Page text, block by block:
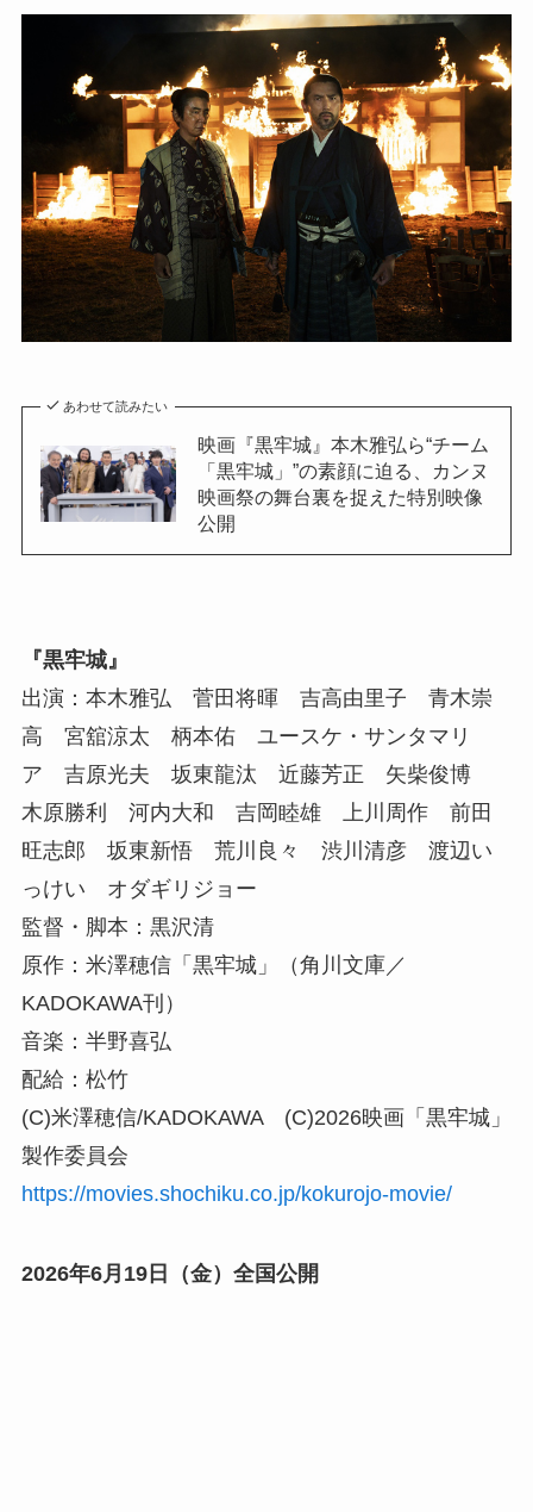
あわせて読みたい
映画『黒牢城』本木雅弘ら“チーム
「黒牢城」”の素顔に迫る、カンヌ
映画祭の舞台裏を捉えた特別映像
公開
『黒牢城』
出演：本木雅弘 菅田将暉 吉高由里子 青木崇
高 宮舘涼太 柄本佑 ユースケ・サンタマリ
ア 吉原光夫 坂東龍汰 近藤芳正 矢柴俊博
木原勝利 河内大和 吉岡睦雄 上川周作 前田
旺志郎 坂東新悟 荒川良々 渋川清彦 渡辺い
っけい オダギリジョー
監督・脚本：黒沢清
原作：米澤穂信「黒牢城」（角川文庫／
KADOKAWA刊）
音楽：半野喜弘
配給：松竹
(C)米澤穂信/KADOKAWA (C)2026映画「黒牢城」
製作委員会
https://movies.shochiku.co.jp/kokurojo-movie/
2026年6月19日（金）全国公開